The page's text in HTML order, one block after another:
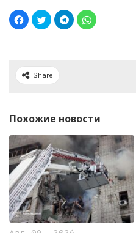
Share
Похожие новости